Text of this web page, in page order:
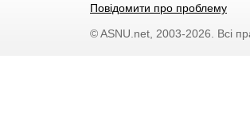
Повідомити про проблему
© ASNU.net, 2003-2026. Всі